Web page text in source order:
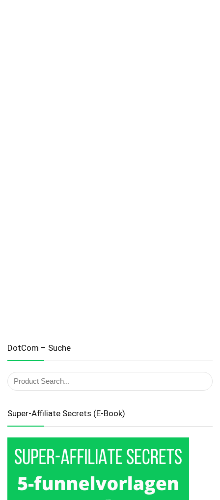
DotCom – Suche
Super-Affiliate Secrets (E-Book)